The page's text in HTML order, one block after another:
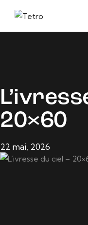
20×60
22 mai, 2026